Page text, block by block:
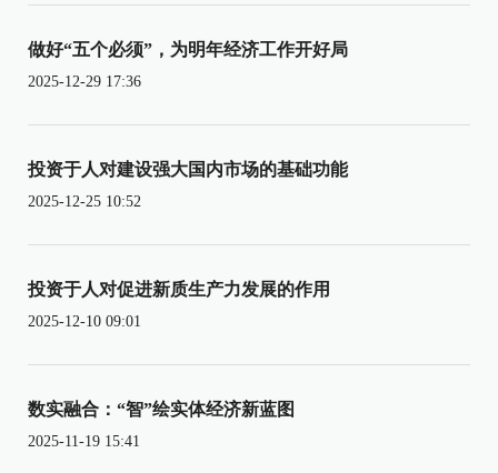
做好“五个必须”，为明年经济工作开好局
2025-12-29 17:36
投资于人对建设强大国内市场的基础功能
2025-12-25 10:52
投资于人对促进新质生产力发展的作用
2025-12-10 09:01
数实融合：“智”绘实体经济新蓝图
2025-11-19 15:41